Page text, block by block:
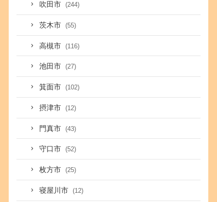
吹田市 (244)
茨木市 (55)
高槻市 (116)
池田市 (27)
箕面市 (102)
摂津市 (12)
門真市 (43)
守口市 (52)
枚方市 (25)
寝屋川市 (12)